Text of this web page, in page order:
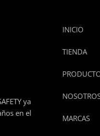
ya
en el
INICIO
TIENDA
MARCAS